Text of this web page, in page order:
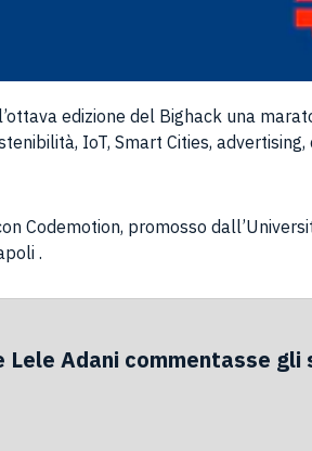
edizione del Bighack una
IoT, Smart Cities,
Codemotion, promosso
.
Adani commentasse gli